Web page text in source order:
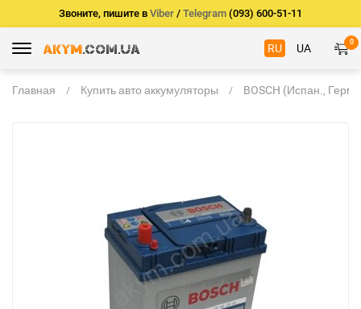
Звоните, пишите в Viber / Telegram (093) 600-51-11
RU UA 0
Главная Купить авто аккумуляторы BOSCH (Испан., Герм.)